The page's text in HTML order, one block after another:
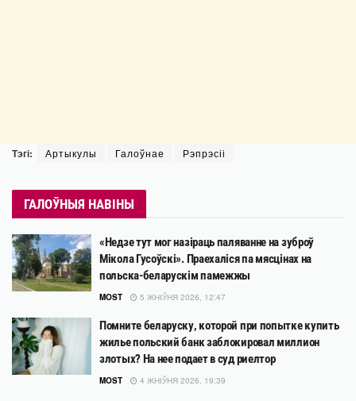
Тэгі: Артыкулы Галоўнае Рэпрэсіі
ГАЛОЎНЫЯ НАВІНЫ
«Недзе тут мог назіраць паляванне на зуброў
Мікола Гусоўскі». Праехаліся па мясцінах на
польска-беларускім памежжы
MOST 5 ЖНІЎНЯ 2026, 12:47
Помните беларуску, которой при попытке купить
жилье польский банк заблокировал миллион
злотых? На нее подает в суд риелтор
MOST 4 ЖНІЎНЯ 2026, 19:39